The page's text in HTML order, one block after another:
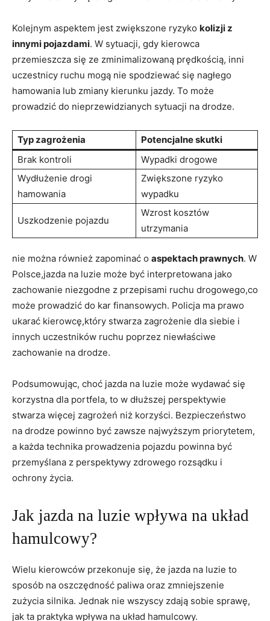
Kolejnym aspektem jest zwiększone ryzyko kolizji z
innymi pojazdami. W sytuacji, gdy kierowca
przemieszcza się ze zminimalizowaną prędkością, inni
uczestnicy ruchu mogą nie spodziewać się nagłego
hamowania lub zmiany kierunku jazdy. To może
prowadzić do nieprzewidzianych sytuacji na drodze.
Typ zagrożenia
Potencjalne skutki
Brak kontroli
Wypadki drogowe
Wydłużenie drogi
hamowania
Zwiększone ryzyko
wypadku
Uszkodzenie pojazdu
Wzrost kosztów
utrzymania
nie można również zapominać o aspektach prawnych. W
Polsce,jazda na luzie może być interpretowana jako
zachowanie niezgodne z przepisami ruchu drogowego,co
może prowadzić do kar finansowych. Policja ma prawo
ukarać kierowcę,który stwarza zagrożenie dla siebie i
innych uczestników ruchu poprzez niewłaściwe
zachowanie na drodze.
Podsumowując, choć jazda na luzie może wydawać się
korzystna dla portfela, to w dłuższej perspektywie
stwarza więcej zagrożeń niż korzyści. Bezpieczeństwo
na drodze powinno być zawsze najwyższym priorytetem,
a każda technika prowadzenia pojazdu powinna być
przemyślana z perspektywy zdrowego rozsądku i
ochrony życia.
Jak jazda na luzie wpływa na układ
hamulcowy?
Wielu kierowców przekonuje się, że jazda na luzie to
sposób na oszczędność paliwa oraz zmniejszenie
zużycia silnika. Jednak nie wszyscy zdają sobie sprawę,
jak ta praktyka wpływa na układ hamulcowy.